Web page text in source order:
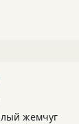
жемчуг